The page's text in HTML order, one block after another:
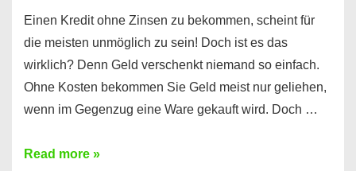
Einen Kredit ohne Zinsen zu bekommen, scheint für
die meisten unmöglich zu sein! Doch ist es das
wirklich? Denn Geld verschenkt niemand so einfach.
Ohne Kosten bekommen Sie Geld meist nur geliehen,
wenn im Gegenzug eine Ware gekauft wird. Doch …
Einen
Read more »